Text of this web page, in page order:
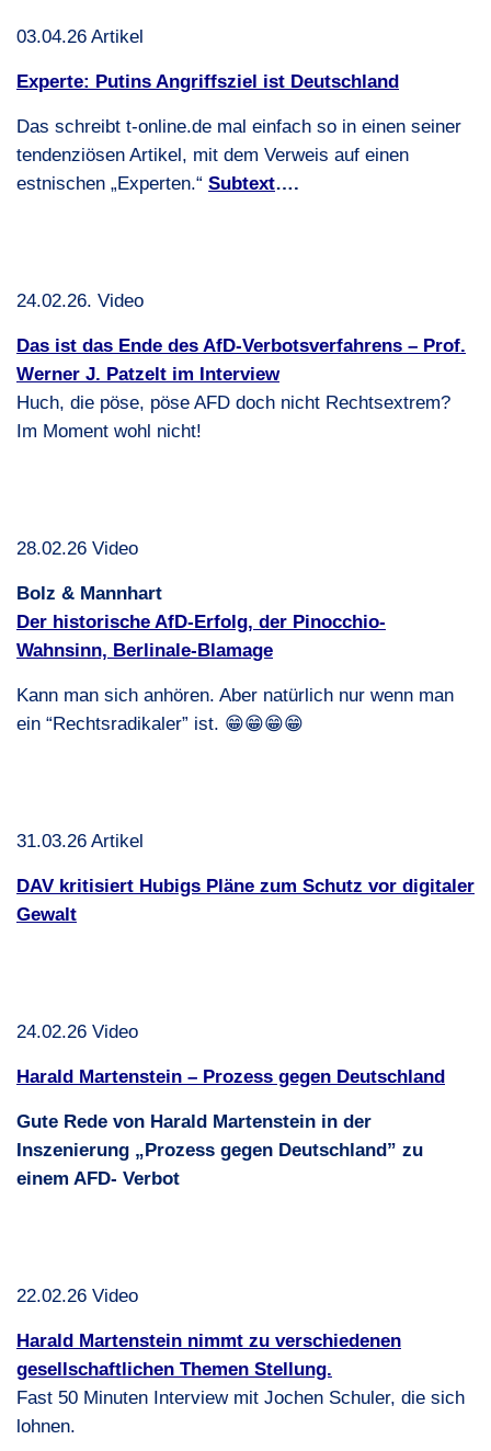
03.04.26 Artikel
Experte: Putins Angriffsziel ist Deutschland
Das schreibt t-online.de mal einfach so in einen seiner
tendenziösen Artikel, mit dem Verweis auf einen
estnischen „Experten.“ Subtext….
24.02.26. Video
Das ist das Ende des AfD-Verbotsverfahrens – Prof.
Werner J. Patzelt im Interview
Huch, die pöse, pöse AFD doch nicht Rechtsextrem?
Im Moment wohl nicht!
28.02.26 Video
Bolz & Mannhart
Der historische AfD-Erfolg, der Pinocchio-
Wahnsinn, Berlinale-Blamage
Kann man sich anhören. Aber natürlich nur wenn man
ein “Rechtsradikaler” ist. 😁😁😁😁
31.03.26 Artikel
DAV kri­ti­siert Hubigs Pläne zum Schutz vor digi­taler
Gewalt
24.02.26 Video
Harald Martenstein – Prozess gegen Deutschland
Gute Rede von Harald Martenstein in der
Inszenierung „Prozess gegen Deutschland” zu
einem AFD- Verbot
22.02.26 Video
Harald Martenstein nimmt zu verschiedenen
gesellschaftlichen Themen Stellung.
Fast 50 Minuten Interview mit Jochen Schuler, die sich
lohnen.